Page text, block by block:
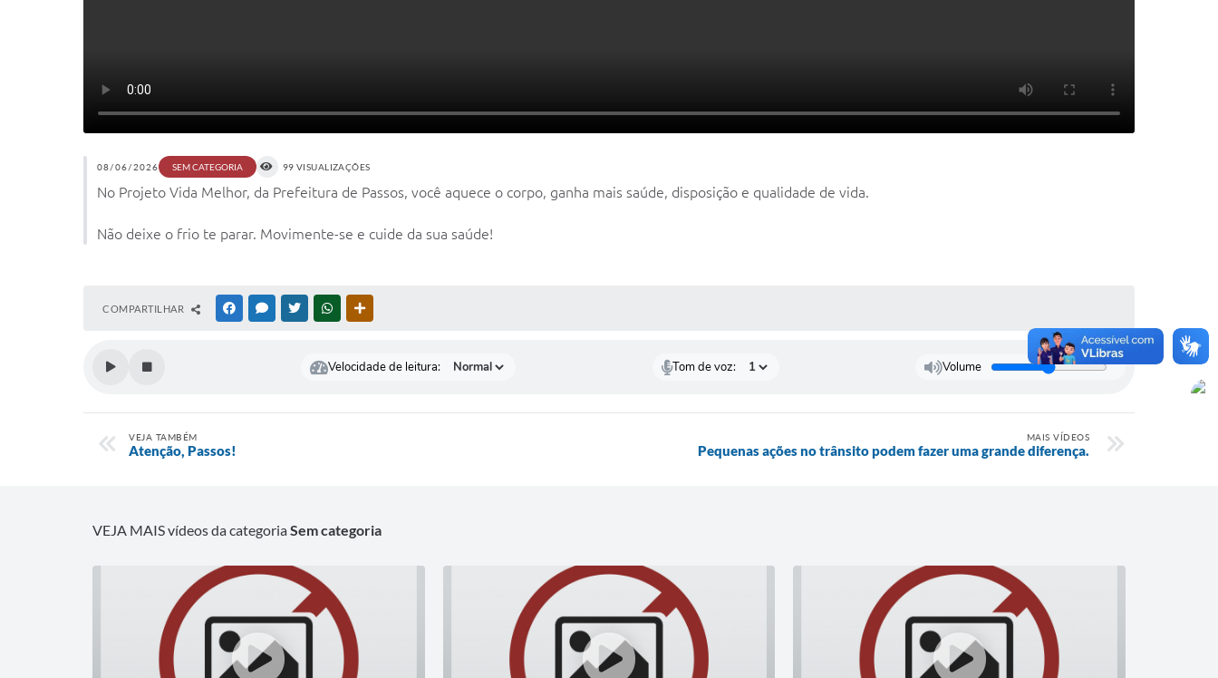
08/06/2026 SEM CATEGORIA 99 VISUALIZAÇÕES
No Projeto Vida Melhor, da Prefeitura de Passos, você aquece o corpo, ganha mais saúde, disposição e qualidade de vida.
Não deixe o frio te parar. Movimente-se e cuide da sua saúde!
COMPARTILHAR FACEBOOKMESSENGER
TWITTERWHATSAPP
Velocidade de leitura: Tom de voz: Volume
VEJA TAMBÉM
Atenção, Passos!
MAIS VÍDEOS
Pequenas ações no trânsito podem fazer uma grande diferença.
VEJA MAIS vídeos da categoriaSem categoria